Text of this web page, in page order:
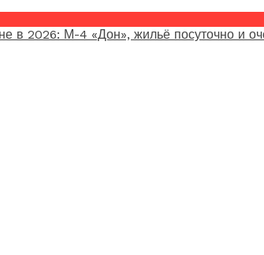
в 2026: М-4 «Дон», жильё посуточно и